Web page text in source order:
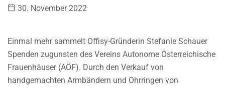
30. November 2022
Einmal mehr sammelt Offisy-Gründerin Stefanie Schauer
Spenden zugunsten des Vereins Autonome Österreichische
Frauenhäuser (AÖF). Durch den Verkauf von
handgemachten Armbändern und Ohrringen von